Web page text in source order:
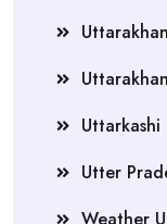
Uttarkashi
Utter